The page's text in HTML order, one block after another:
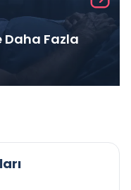
Daha Fazla